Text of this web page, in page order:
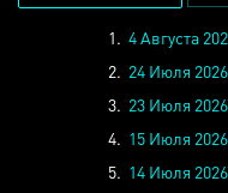
1. 4 Августа
2. 24 Июля
3. 23 Июля
4. 15 Июля
5. 14 Июля